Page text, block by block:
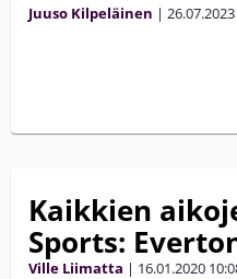
Juuso Kilpeläinen | 26.07.2023
Kaikkien
Sports:
Ville Liimatta | 16.01.2020